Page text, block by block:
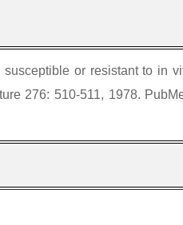
or resistant to in
276: 510-511, 1978.